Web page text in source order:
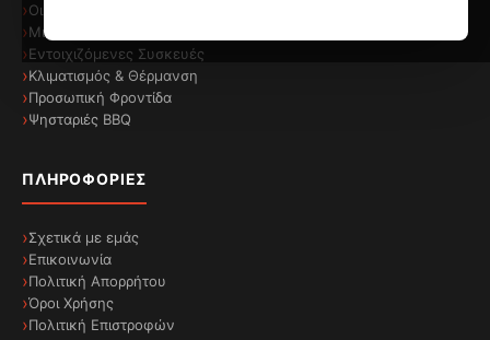
Οικιακές Συσκευές
Μικροσυσκευές
Εντοιχιζόμενες Συσκευές
Κλιματισμός & Θέρμανση
Προσωπική Φροντίδα
Ψησταριές BBQ
ΠΛΗΡΟΦΟΡΊΕΣ
Σχετικά με εμάς
Επικοινωνία
Πολιτική Απορρήτου
Όροι Χρήσης
Πολιτική Επιστροφών